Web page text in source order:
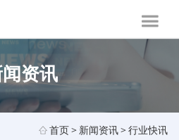
资讯
首页> 新闻资讯>行业快讯